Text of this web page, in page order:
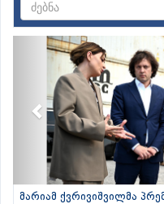
Previous
მარიამ ქვრივიშვილმა